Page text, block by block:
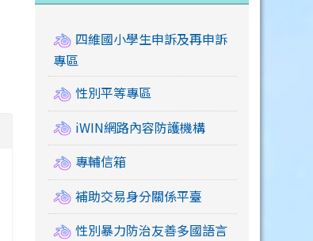
四維國小學生申訴及再申訴
專區
性別平等專區
iWIN網路內容防護機構
專輔信箱
補助交易身分關係平臺
性別暴力防治友善多國語言